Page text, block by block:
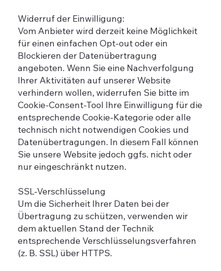
Widerruf der Einwilligung:
Vom Anbieter wird derzeit keine Möglichkeit
für einen einfachen Opt-out oder ein
Blockieren der Datenübertragung
angeboten. Wenn Sie eine Nachverfolgung
Ihrer Aktivitäten auf unserer Website
verhindern wollen, widerrufen Sie bitte im
Cookie-Consent-Tool Ihre Einwilligung für die
entsprechende Cookie-Kategorie oder alle
technisch nicht notwendigen Cookies und
Datenübertragungen. In diesem Fall können
Sie unsere Website jedoch ggfs. nicht oder
nur eingeschränkt nutzen.
SSL-Verschlüsselung
Um die Sicherheit Ihrer Daten bei der
Übertragung zu schützen, verwenden wir
dem aktuellen Stand der Technik
entsprechende Verschlüsselungsverfahren
(z. B. SSL) über HTTPS.